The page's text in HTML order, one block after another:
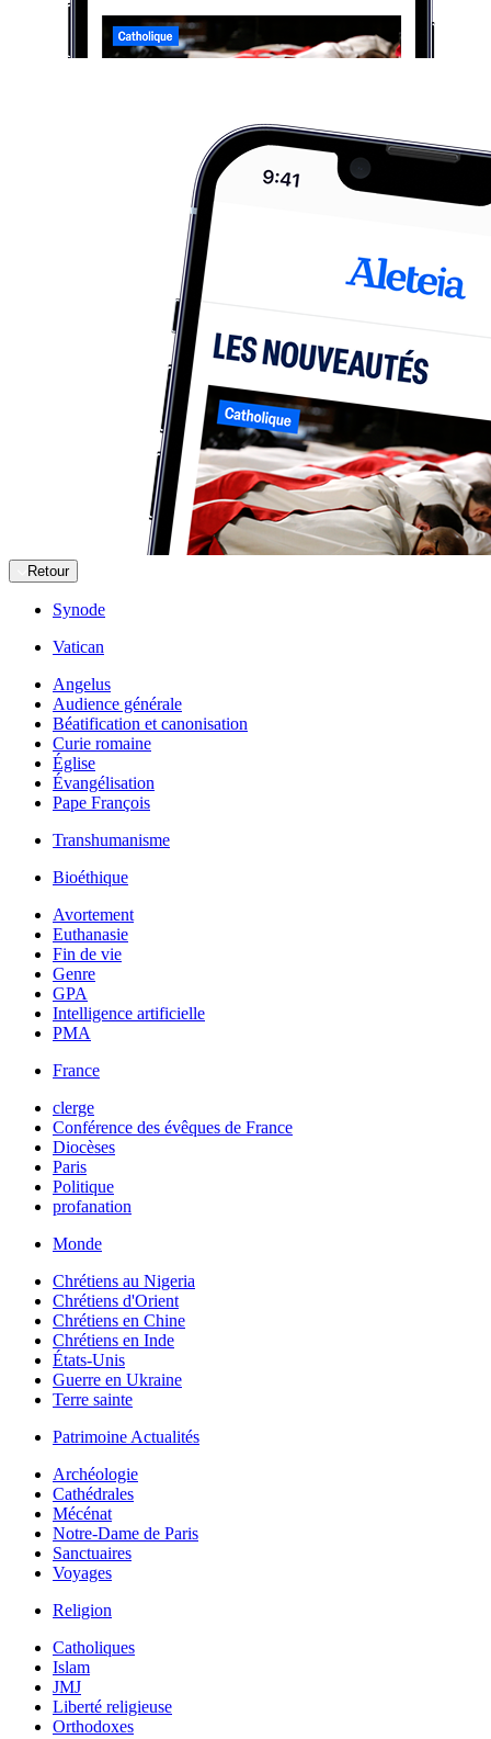
Retour
Synode
Vatican
Angelus
Audience générale
Béatification et canonisation
Curie romaine
Église
Évangélisation
Pape François
Transhumanisme
Bioéthique
Avortement
Euthanasie
Fin de vie
Genre
GPA
Intelligence artificielle
PMA
France
clerge
Conférence des évêques de France
Diocèses
Paris
Politique
profanation
Monde
Chrétiens au Nigeria
Chrétiens d'Orient
Chrétiens en Chine
Chrétiens en Inde
États-Unis
Guerre en Ukraine
Terre sainte
Patrimoine Actualités
Archéologie
Cathédrales
Mécénat
Notre-Dame de Paris
Sanctuaires
Voyages
Religion
Catholiques
Islam
JMJ
Liberté religieuse
Orthodoxes